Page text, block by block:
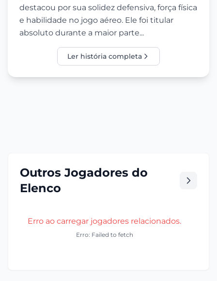
destacou por sua solidez defensiva, força física
e habilidade no jogo aéreo. Ele foi titular
absoluto durante a maior parte...
Ler história completa
Outros Jogadores do
Elenco
Erro ao carregar jogadores relacionados.
Erro: Failed to fetch